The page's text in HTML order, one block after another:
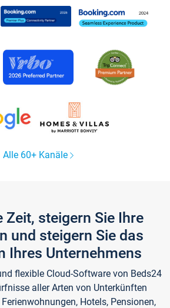
Alle 60+ Kanäle
Zeit, steigern Sie Ihre
und steigern Sie das
Ihres Unternehmens
flexible Cloud-Software von Beds24
aller Arten von Unterkünften
Hotels, Pensionen,